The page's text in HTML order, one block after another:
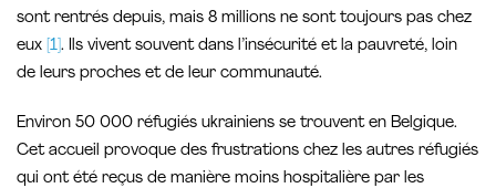
sont rentrés depuis, mais 8 millions ne sont toujours pas chez
eux [1] . Ils vivent souvent dans l’insécurité et la pauvreté, loin
de leurs proches et de leur communauté.
Environ 50 000 réfugiés ukrainiens se trouvent en Belgique.
Cet accueil provoque des frustrations chez les autres réfugiés
qui ont été reçus de manière moins hospitalière par les